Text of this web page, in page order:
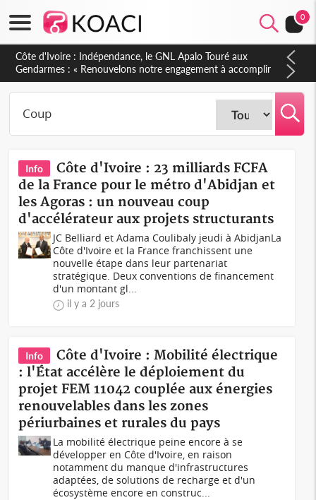
0
Sierra Leone : Un projet de réforme constitutionnelle en
gestation, points clés des amendements, un exclu d'avance
Info
Côte d'Ivoire : 23 milliards FCFA
de la France pour le métro d'Abidjan et
les Agoras : un nouveau coup
d'accélérateur aux projets structurants
JC Belliard et Adama Coulibaly jeudi à AbidjanLa
Côte d'Ivoire et la France franchissent une
nouvelle étape dans leur partenariat
stratégique. Deux conventions de financement
d'un montant gl...
il y a 2 jours
Info
Côte d'Ivoire : Mobilité électrique
: l'État accélère le déploiement du
projet FEM 11042 couplée aux énergies
renouvelables dans les zones
périurbaines et rurales du pays
La mobilité électrique peine encore à se
développer en Côte d'Ivoire, en raison
notamment du manque d'infrastructures
adaptées, de solutions de recharge et d'un
écosystème encore en construc...